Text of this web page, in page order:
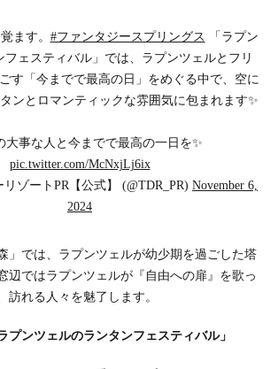
ます。 #ファンタジースプリングス 「ラプン
フェスティバル」では、ラプンツェルとフリ
す「今までで最高の日」をめぐる中で、空に
ンとロマンティックな雰囲気に包まれます✨
大事な人と今までで最高の一日を✨
pic.twitter.com/McNxjLj6ix
ゾートPR【公式】 (@TDR_PR) November 6,
2024
」では、ラプンツェルが幼少期を過ごした塔
辺ではラプンツェルが『自由への扉』を歌っ
訪れる人々を魅了します。
プンツェルのランタンフェスティバル」